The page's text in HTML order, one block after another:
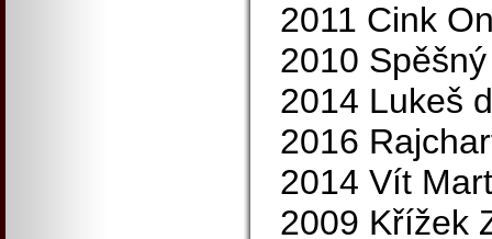
2011 Cink
2010
2014 Lukeš
2016
2014 Vít
2009 Křížek